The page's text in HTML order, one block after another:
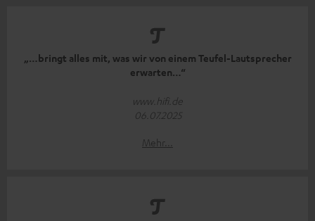
„…bringt alles mit, was wir von einem Teufel-Lautsprecher
erwarten…“
www.hifi.de
06.07.2025
Mehr...